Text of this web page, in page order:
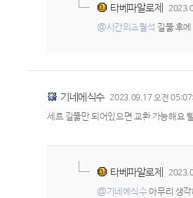
타베파알로제
@시간의초월석 길뚫 후
기네에식수 2023.09.17 오전
세르 길뚫만 되어있으면 교환 가능해요
타베파알로제
@기네에식수아무리 생각